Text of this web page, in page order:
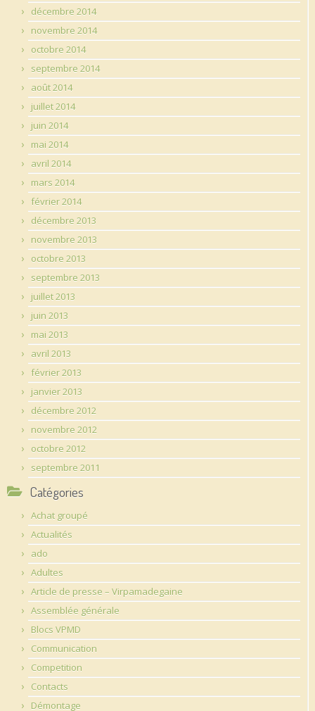
décembre 2014
novembre 2014
octobre 2014
septembre 2014
août 2014
juillet 2014
juin 2014
mai 2014
avril 2014
mars 2014
février 2014
décembre 2013
novembre 2013
octobre 2013
septembre 2013
juillet 2013
juin 2013
mai 2013
avril 2013
février 2013
janvier 2013
décembre 2012
novembre 2012
octobre 2012
septembre 2011
Catégories
Achat groupé
Actualités
ado
Adultes
Article de presse – Virpamadegaine
Assemblée générale
Blocs VPMD
Communication
Competition
Contacts
Démontage